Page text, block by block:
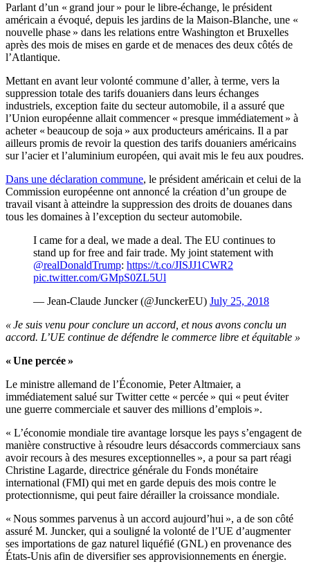
Parlant d’un « grand jour » pour le libre-échange, le président
américain a évoqué, depuis les jardins de la Maison-Blanche, une «
nouvelle phase » dans les relations entre Washington et Bruxelles
après des mois de mises en garde et de menaces des deux côtés de
l’Atlantique.
Mettant en avant leur volonté commune d’aller, à terme, vers la
suppression totale des tarifs douaniers dans leurs échanges
industriels, exception faite du secteur automobile, il a assuré que
l’Union européenne allait commencer « presque immédiatement » à
acheter « beaucoup de soja » aux producteurs américains. Il a par
ailleurs promis de revoir la question des tarifs douaniers américains
sur l’acier et l’aluminium européen, qui avait mis le feu aux poudres.
Dans une déclaration commune, le président américain et celui de la
Commission européenne ont annoncé la création d’un groupe de
travail visant à atteindre la suppression des droits de douanes dans
tous les domaines à l’exception du secteur automobile.
I came for a deal, we made a deal. The EU continues to
stand up for free and fair trade. My joint statement with
@realDonaldTrump: https://t.co/JISJJ1CWR2
pic.twitter.com/GMpS0ZL5Ul
— Jean-Claude Juncker (@JunckerEU) July 25, 2018
« Je suis venu pour conclure un accord, et nous avons conclu un
accord. L’UE continue de défendre le commerce libre et équitable »
« Une percée »
Le ministre allemand de l’Économie, Peter Altmaier, a
immédiatement salué sur Twitter cette « percée » qui « peut éviter
une guerre commerciale et sauver des millions d’emplois ».
« L’économie mondiale tire avantage lorsque les pays s’engagent de
manière constructive à résoudre leurs désaccords commerciaux sans
avoir recours à des mesures exceptionnelles », a pour sa part réagi
Christine Lagarde, directrice générale du Fonds monétaire
international (FMI) qui met en garde depuis des mois contre le
protectionnisme, qui peut faire dérailler la croissance mondiale.
« Nous sommes parvenus à un accord aujourd’hui », a de son côté
assuré M. Juncker, qui a souligné la volonté de l’UE d’augmenter
ses importations de gaz naturel liquéfié (GNL) en provenance des
États-Unis afin de diversifier ses approvisionnements en énergie.